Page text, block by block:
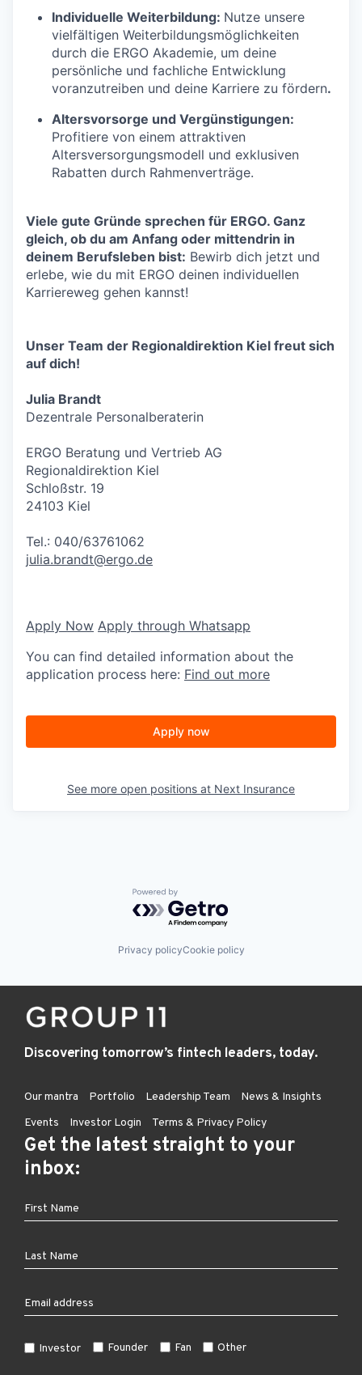
Individuelle Weiterbildung: Nutze unsere
vielfältigen Weiterbildungsmöglichkeiten
durch die ERGO Akademie, um deine
persönliche und fachliche Entwicklung
voranzutreiben und deine Karriere zu fördern.
Altersvorsorge und Vergünstigungen:
Profitiere von einem attraktiven
Altersversorgungsmodell und exklusiven
Rabatten durch Rahmenverträge.
Viele gute Gründe sprechen für ERGO. Ganz
gleich, ob du am Anfang oder mittendrin in
deinem Berufsleben bist: Bewirb dich jetzt und
erlebe, wie du mit ERGO deinen individuellen
Karriereweg gehen kannst!
Unser Team der Regionaldirektion Kiel freut sich
auf dich!
Julia Brandt
Dezentrale Personalberaterin
ERGO Beratung und Vertrieb AG
Regionaldirektion Kiel
Schloßstr. 19
24103 Kiel
Tel.: 040/63761062
julia.brandt@ergo.de
Apply Now Apply through Whatsapp
You can find detailed information about the
application process here: Find out more
Apply now
See more open positions at Next Insurance
Powered by Getro.com
Privacy policyCookie policy
Discovering tomorrow’s fintech leaders, today.
Our mantra Portfolio Leadership Team
News & Insights
Events
Investor Login Terms & Privacy Policy
Get the latest straight to your
inbox:
Investor Founder Fan Other